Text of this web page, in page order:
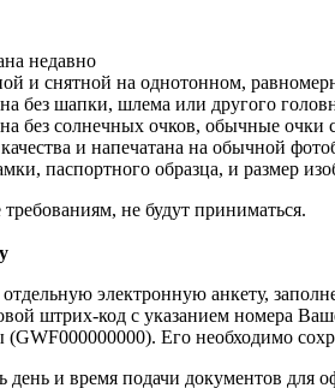
недавно
и снятной на однотонном,
без шапки, шлема или другого
без солнечных очков, обычные очки
и напечатана на обычной
паспортного образца, и размер
не будут приниматься.
электронную анкету,
штрих-код с указанием номера
Его необходимо
и время подачи документов для